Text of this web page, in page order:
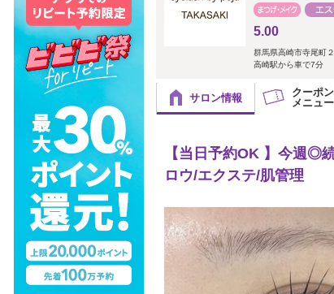
5.00
群馬県高崎市寺尾町
高崎駅から車で7分
サロン情報
クーポン
メニュー
【当日予約OK 】今週◎
ロウ/エクステ/肌管理